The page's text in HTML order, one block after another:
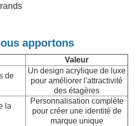
apportons
Valeur
de
Un design acrylique de luxe
pour améliorer l'attractivité
des étagères
la
Personnalisation complète
pour créer une identité de
marque unique